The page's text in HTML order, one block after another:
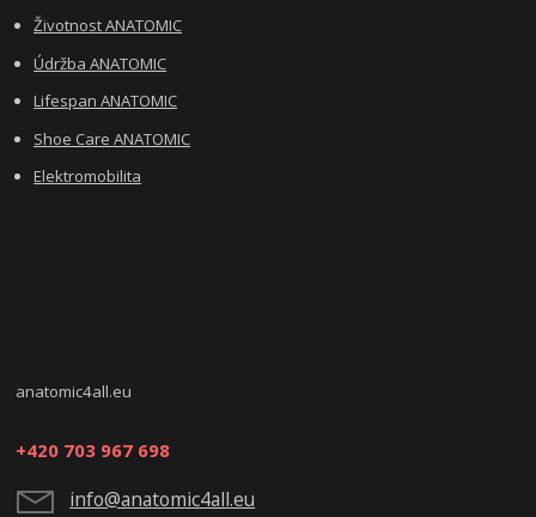
Životnost ANATOMIC
Údržba ANATOMIC
Lifespan ANATOMIC
Shoe Care ANATOMIC
Elektromobilita
anatomic4all.eu
+420 703 967 698
info@anatomic4all.eu